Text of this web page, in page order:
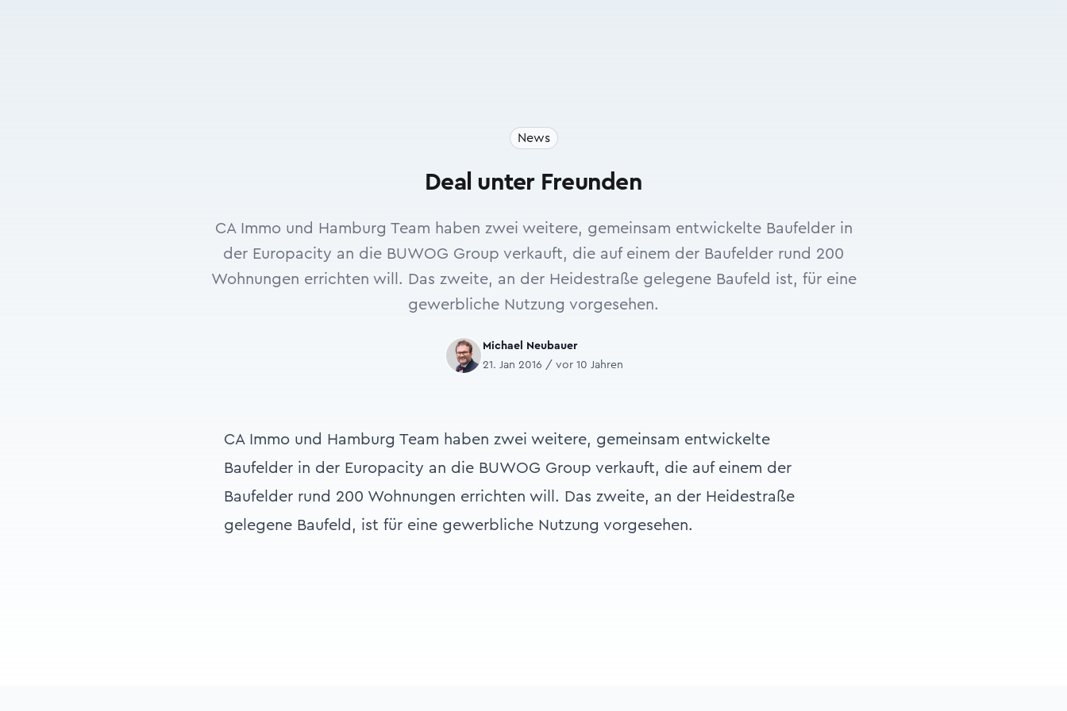
News
Deal unter Freunden
CA Immo und Hamburg Team haben zwei weitere, gemeinsam entwickelte Baufelder in
der Europacity an die BUWOG Group verkauft, die auf einem der Baufelder rund 200
Wohnungen errichten will. Das zweite, an der Heidestraße gelegene Baufeld ist, für eine
gewerbliche Nutzung vorgesehen.
Michael Neubauer
21. Jan 2016 / vor 10 Jahren
CA Immo und Hamburg Team haben zwei weitere, gemeinsam entwickelte
Baufelder in der Europacity an die BUWOG Group verkauft, die auf einem der
Baufelder rund 200 Wohnungen errichten will. Das zweite, an der Heidestraße
gelegene Baufeld, ist für eine gewerbliche Nutzung vorgesehen.